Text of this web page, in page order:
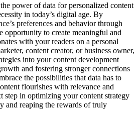
power of data for personalized content
in today’s digital age. By
preferences and behavior through
opportunity to create meaningful and
with your readers on a personal
content creator, or business owner,
into your content development
and fostering stronger connections
the possibilities that data has to
flourishes with relevance and
step in optimizing your content strategy
and reaping the rewards of truly